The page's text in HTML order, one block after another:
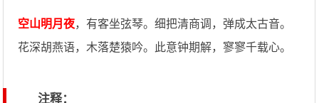
空山明月夜，有客坐弦琴。细把清商调，弹成太古音。
花深胡燕语，木落楚猿吟。此意钟期解，寥寥千载心。
注释：